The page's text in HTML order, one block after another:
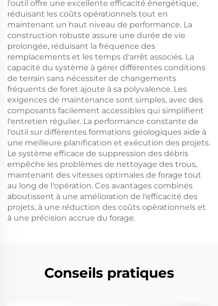
l'outil offre une excellente efficacité énergétique,
réduisant les coûts opérationnels tout en
maintenant un haut niveau de performance. La
construction robuste assure une durée de vie
prolongée, réduisant la fréquence des
remplacements et les temps d'arrêt associés. La
capacité du système à gérer différentes conditions
de terrain sans nécessiter de changements
fréquents de foret ajoute à sa polyvalence. Les
exigences de maintenance sont simples, avec des
composants facilement accessibles qui simplifient
l'entretien régulier. La performance constante de
l'outil sur différentes formations géologiques aide à
une meilleure planification et exécution des projets.
Le système efficace de suppression des débris
empêche les problèmes de nettoyage des trous,
maintenant des vitesses optimales de forage tout
au long de l'opération. Ces avantages combinés
aboutissent à une amélioration de l'efficacité des
projets, à une réduction des coûts opérationnels et
à une précision accrue du forage.
Conseils pratiques